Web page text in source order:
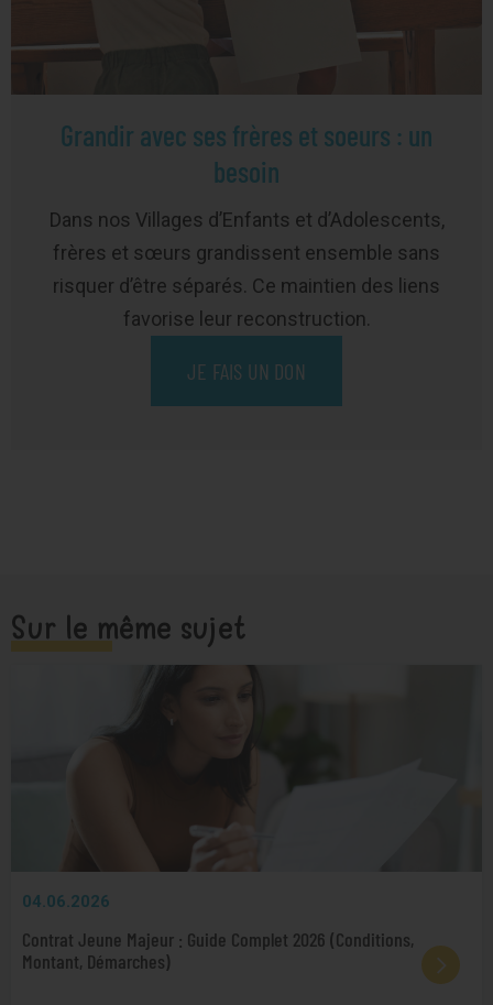
Grandir avec ses frères et soeurs : un
besoin
Dans nos Villages d’Enfants et d’Adolescents,
frères et sœurs grandissent ensemble sans
risquer d’être séparés. Ce maintien des liens
favorise leur reconstruction.
JE FAIS UN DON
Sur le même sujet
04.06.2026
Contrat Jeune Majeur : Guide Complet 2026 (Conditions,
Montant, Démarches)